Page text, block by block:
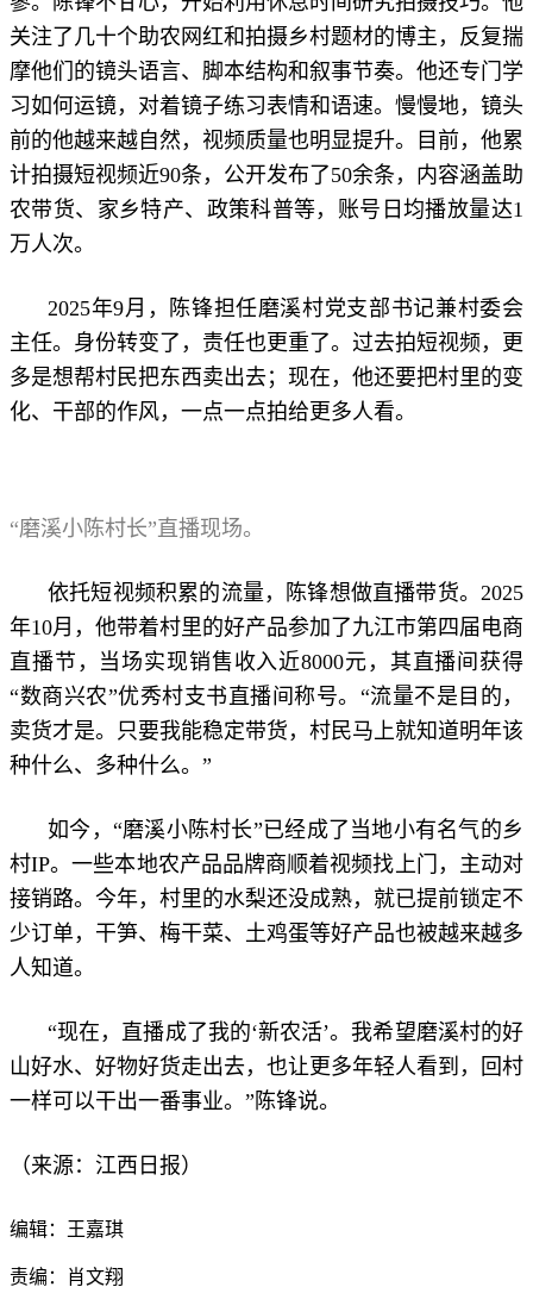
关注了几十个助农网红和拍摄乡村题材的博主，反复揣
摩他们的镜头语言、脚本结构和叙事节奏。他还专门学
习如何运镜，对着镜子练习表情和语速。慢慢地，镜头
前的他越来越自然，视频质量也明显提升。目前，他累
计拍摄短视频近90条，公开发布了50余条，内容涵盖助
农带货、家乡特产、政策科普等，账号日均播放量达1
万人次。
2025年9月，陈锋担任磨溪村党支部书记兼村委会
主任。身份转变了，责任也更重了。过去拍短视频，更
多是想帮村民把东西卖出去；现在，他还要把村里的变
化、干部的作风，一点一点拍给更多人看。
“磨溪小陈村长”直播现场。
依托短视频积累的流量，陈锋想做直播带货。2025
年10月，他带着村里的好产品参加了九江市第四届电商
直播节，当场实现销售收入近8000元，其直播间获得
“数商兴农”优秀村支书直播间称号。“流量不是目的，
卖货才是。只要我能稳定带货，村民马上就知道明年该
种什么、多种什么。”
如今，“磨溪小陈村长”已经成了当地小有名气的乡
村IP。一些本地农产品品牌商顺着视频找上门，主动对
接销路。今年，村里的水梨还没成熟，就已提前锁定不
少订单，干笋、梅干菜、土鸡蛋等好产品也被越来越多
人知道。
“现在，直播成了我的‘新农活’。我希望磨溪村的好
山好水、好物好货走出去，也让更多年轻人看到，回村
一样可以干出一番事业。”陈锋说。
（来源：江西日报）
编辑：王嘉琪
责编：肖文翔